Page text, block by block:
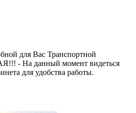
для Вас Транспортной
- На данный момент видеться
для удобства работы.